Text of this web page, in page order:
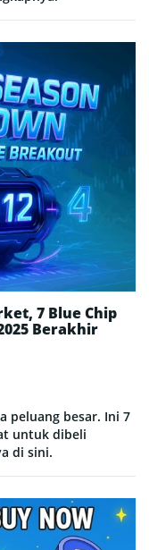
7 Blue Chip
Berakhir
peluang besar. Ini 7
untuk dibeli
di sini.